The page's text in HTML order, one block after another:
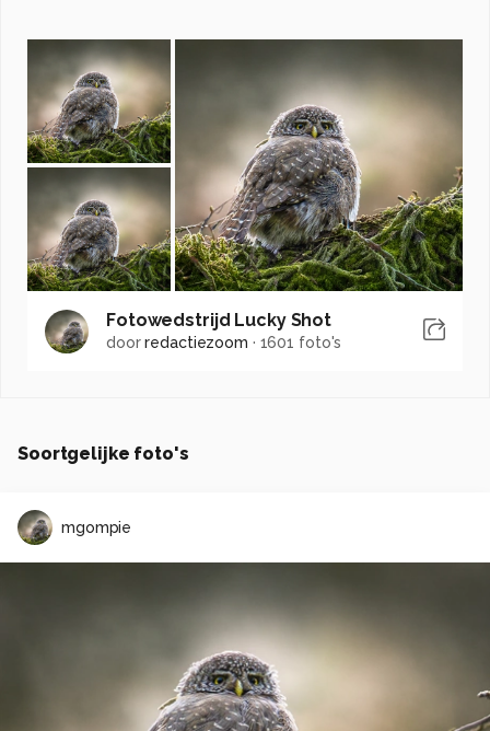
Fotowedstrijd Lucky Shot
doorredactiezoom · 1601 foto's
Soortgelijke foto's
mgompie